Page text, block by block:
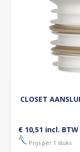
CLOSET
€ 10,51 incl. BTW
Prijs per 1 stuks